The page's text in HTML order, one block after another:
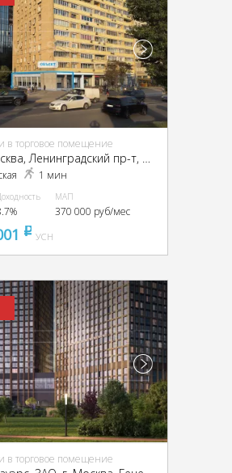
в торговое помещение
CАО, г Москва, Ленинградский пр-т, 4/2
1 мин
МАП
370 000 руб/мес
pуб
УСН
в торговое помещение